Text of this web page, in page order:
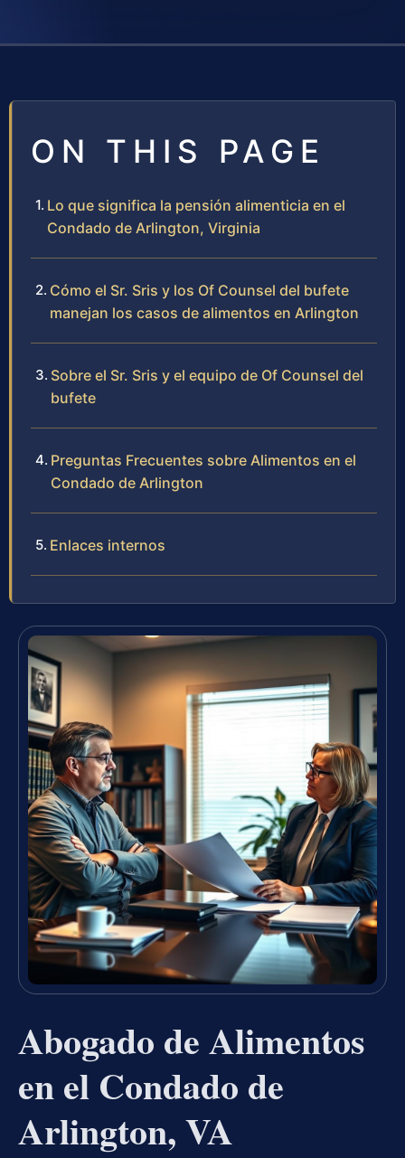
ON THIS PAGE
Lo que significa la pensión alimenticia en el
Condado de Arlington, Virginia
Cómo el Sr. Sris y los Of Counsel del bufete
manejan los casos de alimentos en Arlington
Sobre el Sr. Sris y el equipo de Of Counsel del
bufete
Preguntas Frecuentes sobre Alimentos en el
Condado de Arlington
Enlaces internos
Abogado de Alimentos
en el Condado de
Arlington, VA